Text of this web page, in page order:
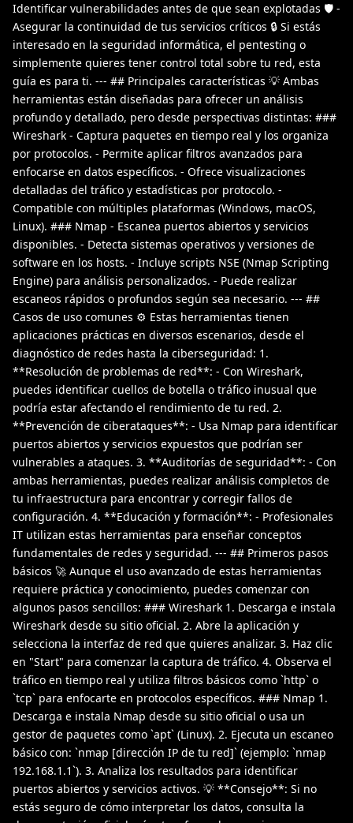
Identificar vulnerabilidades antes de que sean explotadas 🛡️ -
Asegurar la continuidad de tus servicios críticos 🔒 Si estás
interesado en la seguridad informática, el pentesting o
simplemente quieres tener control total sobre tu red, esta
guía es para ti. --- ## Principales características 💡 Ambas
herramientas están diseñadas para ofrecer un análisis
profundo y detallado, pero desde perspectivas distintas: ###
Wireshark - Captura paquetes en tiempo real y los organiza
por protocolos. - Permite aplicar filtros avanzados para
enfocarse en datos específicos. - Ofrece visualizaciones
detalladas del tráfico y estadísticas por protocolo. -
Compatible con múltiples plataformas (Windows, macOS,
Linux). ### Nmap - Escanea puertos abiertos y servicios
disponibles. - Detecta sistemas operativos y versiones de
software en los hosts. - Incluye scripts NSE (Nmap Scripting
Engine) para análisis personalizados. - Puede realizar
escaneos rápidos o profundos según sea necesario. --- ##
Casos de uso comunes ⚙️ Estas herramientas tienen
aplicaciones prácticas en diversos escenarios, desde el
diagnóstico de redes hasta la ciberseguridad: 1.
**Resolución de problemas de red**: - Con Wireshark,
puedes identificar cuellos de botella o tráfico inusual que
podría estar afectando el rendimiento de tu red. 2.
**Prevención de ciberataques**: - Usa Nmap para identificar
puertos abiertos y servicios expuestos que podrían ser
vulnerables a ataques. 3. **Auditorías de seguridad**: - Con
ambas herramientas, puedes realizar análisis completos de
tu infraestructura para encontrar y corregir fallos de
configuración. 4. **Educación y formación**: - Profesionales
IT utilizan estas herramientas para enseñar conceptos
fundamentales de redes y seguridad. --- ## Primeros pasos
básicos 🚀 Aunque el uso avanzado de estas herramientas
requiere práctica y conocimiento, puedes comenzar con
algunos pasos sencillos: ### Wireshark 1. Descarga e instala
Wireshark desde su sitio oficial. 2. Abre la aplicación y
selecciona la interfaz de red que quieres analizar. 3. Haz clic
en "Start" para comenzar la captura de tráfico. 4. Observa el
tráfico en tiempo real y utiliza filtros básicos como `http` o
`tcp` para enfocarte en protocolos específicos. ### Nmap 1.
Descarga e instala Nmap desde su sitio oficial o usa un
gestor de paquetes como `apt` (Linux). 2. Ejecuta un escaneo
básico con: `nmap [dirección IP de tu red]` (ejemplo: `nmap
192.168.1.1`). 3. Analiza los resultados para identificar
puertos abiertos y servicios activos. 💡 **Consejo**: Si no
estás seguro de cómo interpretar los datos, consulta la